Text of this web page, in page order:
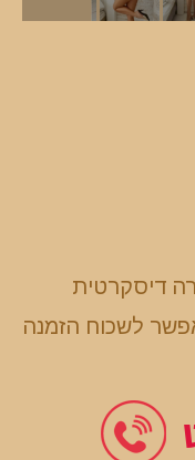
דיסקרטית
לשכוח הזמנה